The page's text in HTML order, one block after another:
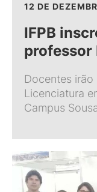
12 DE
IFPB
professor
Docentes
Licenciatura
Campus